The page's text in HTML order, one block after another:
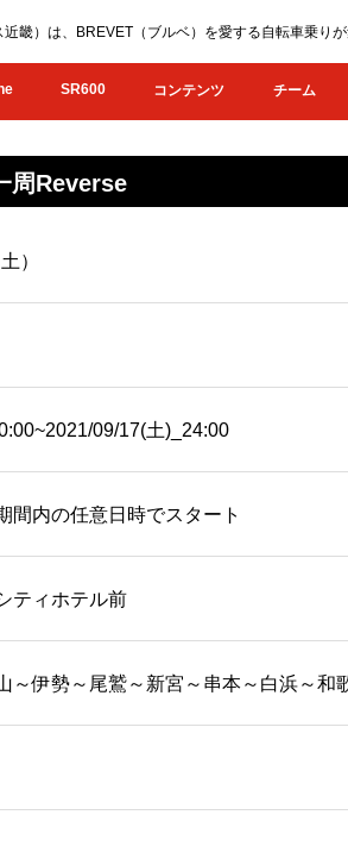
畿）は、BREVET（ブルベ）を愛する自転車乗り
SR600 コンテンツ チーム
周Reverse
）
09/17(土)_24:00
間内の任意日時でスタート
ティホテル前
～伊勢～尾鷲～新宮～串本～白浜～和